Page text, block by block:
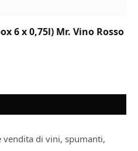
6 x 0,75l) Mr. Vino Rosso
vendita di vini, spumanti,